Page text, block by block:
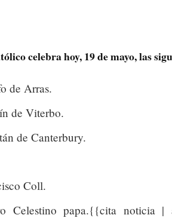
celebra hoy, 19 de mayo, las
de Arras.
de Viterbo.
de Canterbury.
Coll.
Celestino papa.{{cita noticia |